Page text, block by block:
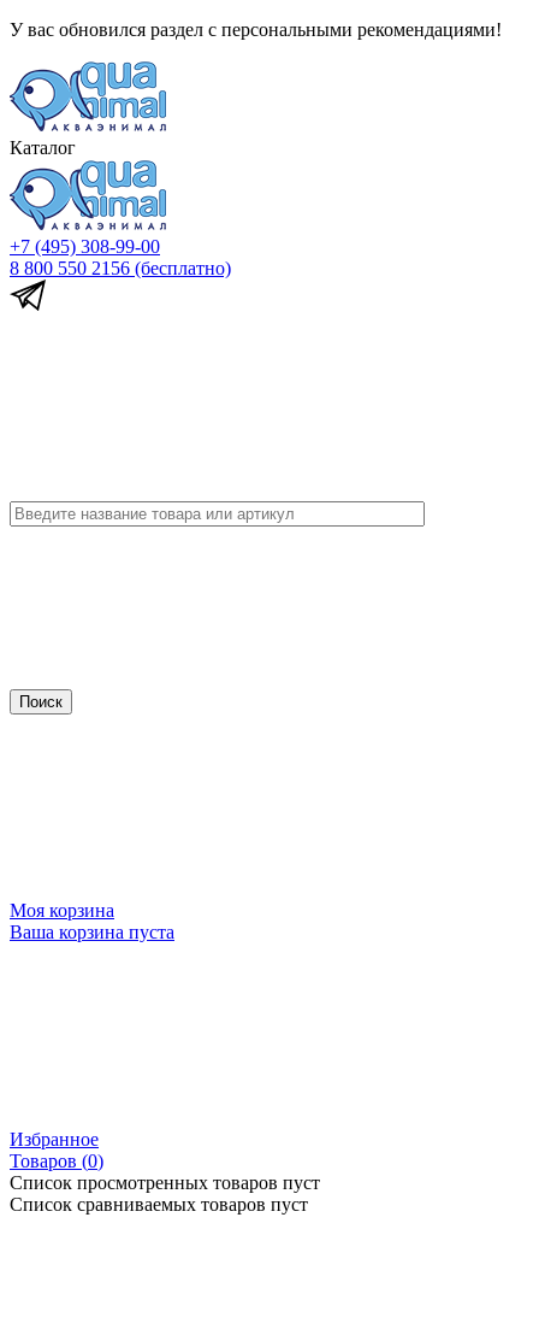
У вас обновился раздел с персональными рекомендациями!
Каталог
+7 (495) 308-99-00
8 800 550 2156 (бесплатно)
Моя корзина
Ваша корзина пуста
Избранное
Товаров (0)
Список просмотренных товаров пуст
Список сравниваемых товаров пуст